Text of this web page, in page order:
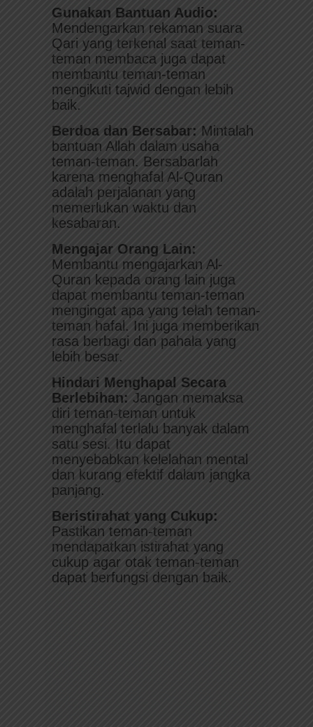
Gunakan Bantuan Audio:
Mendengarkan rekaman suara
Qari yang terkenal saat teman-
teman membaca juga dapat
membantu teman-teman
mengikuti tajwid dengan lebih
baik.
Berdoa dan Bersabar: Mintalah
bantuan Allah dalam usaha
teman-teman. Bersabarlah
karena menghafal Al-Quran
adalah perjalanan yang
memerlukan waktu dan
kesabaran.
Mengajar Orang Lain:
Membantu mengajarkan Al-
Quran kepada orang lain juga
dapat membantu teman-teman
mengingat apa yang telah teman-
teman hafal. Ini juga memberikan
rasa berbagi dan pahala yang
lebih besar.
Hindari Menghapal Secara
Berlebihan: Jangan memaksa
diri teman-teman untuk
menghafal terlalu banyak dalam
satu sesi. Itu dapat
menyebabkan kelelahan mental
dan kurang efektif dalam jangka
panjang.
Beristirahat yang Cukup:
Pastikan teman-teman
mendapatkan istirahat yang
cukup agar otak teman-teman
dapat berfungsi dengan baik.